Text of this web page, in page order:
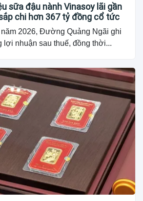
sữa đậu nành Vinasoy lãi gần
chi hơn 367 tỷ đồng cổ tức
2026, Đường Quảng Ngãi ghi
lợi nhuận sau thuế, đồng thời...